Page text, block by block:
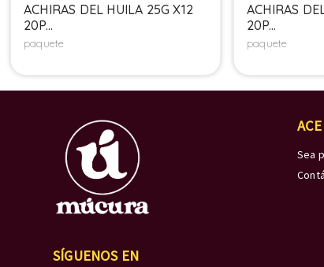
ACHIRAS DEL HUILA 25G X12
20P...
paquete
ACHIRAS
20P...
paquete
SÍGUENOS EN
Sea